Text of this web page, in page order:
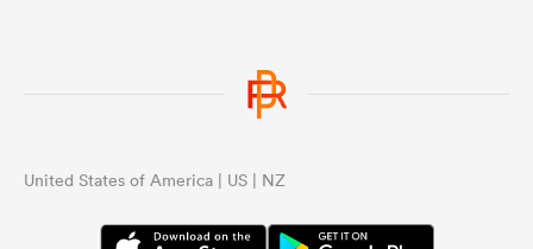
United States of America | US | NZ